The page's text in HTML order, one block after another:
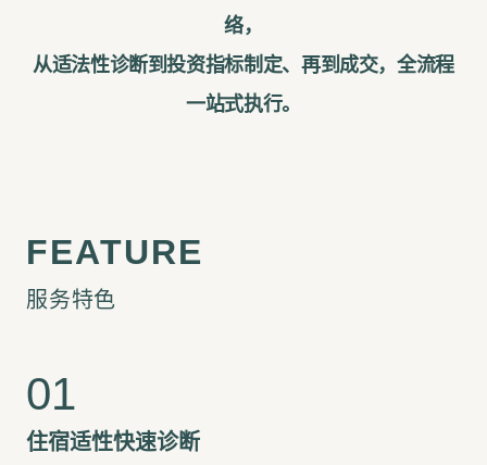
络，
从适法性诊断到投资指标制定、再到成交，全流程
一站式执行。
服务特色
住宿适性快速诊断